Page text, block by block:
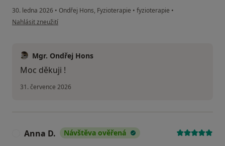
30. ledna 2026 • Ondřej Hons, Fyzioterapie • fyzioterapie •
podle názoru uživatele Tereza
Nahlásit zneužití
Mgr. Ondřej Hons
Moc děkuji !
31. července 2026
Anna D. Návštěva ověřená